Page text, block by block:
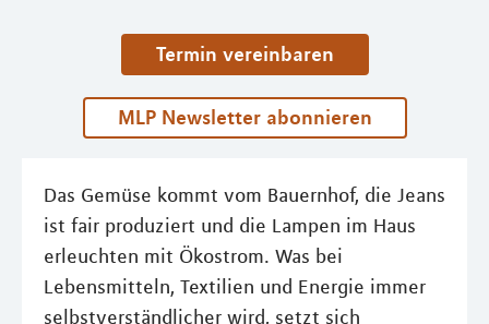
Termin vereinbaren
MLP Newsletter abonnieren
Das Gemüse kommt vom Bauernhof, die Jeans
ist fair produziert und die Lampen im Haus
erleuchten mit Ökostrom. Was bei
Lebensmitteln, Textilien und Energie immer
selbstverständlicher wird, setzt sich